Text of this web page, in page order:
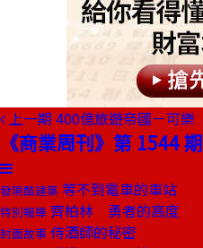
上一期 400億旅遊帝國－可樂
《商業周刊》第 1544 期
發現酷建築 等不到電車的車站
特別報導 齊柏林 勇者的高度
封面故事 侍酒師的秘密